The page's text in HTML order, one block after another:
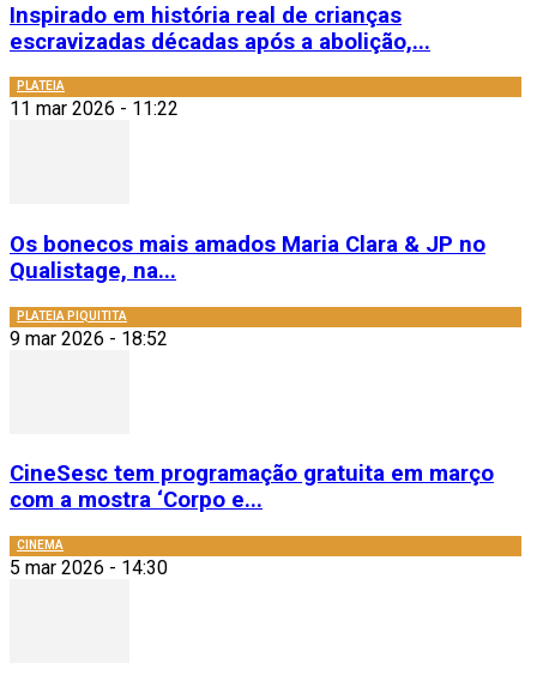
Inspirado em história real de crianças
escravizadas décadas após a abolição,...
PLATEIA
11 mar 2026 - 11:22
Os bonecos mais amados Maria Clara & JP no
Qualistage, na...
PLATEIA PIQUITITA
9 mar 2026 - 18:52
CineSesc tem programação gratuita em março
com a mostra ‘Corpo e...
CINEMA
5 mar 2026 - 14:30